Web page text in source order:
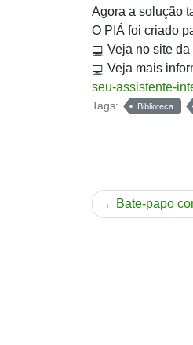
Agora a solução
O PIÁ foi criado
Veja no site
Veja mais
seu-assistente-
Tags: Biblioteca
Bate-papo